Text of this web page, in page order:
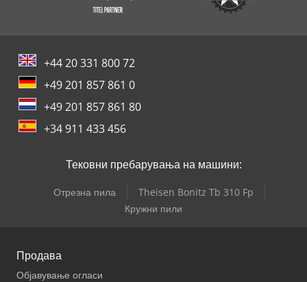
+44 20 331 800 72
+49 201 857 861 0
+49 201 857 861 80
+34 911 433 456
Тековни пребарувања на машини:
Отрезна пила
Theisen Bonitz Tb 310 Fp
Кружни пили
Продава
Објавување огласи